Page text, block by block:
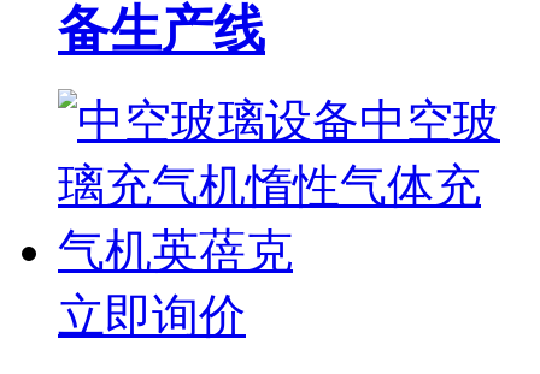
备生产线
立即询价